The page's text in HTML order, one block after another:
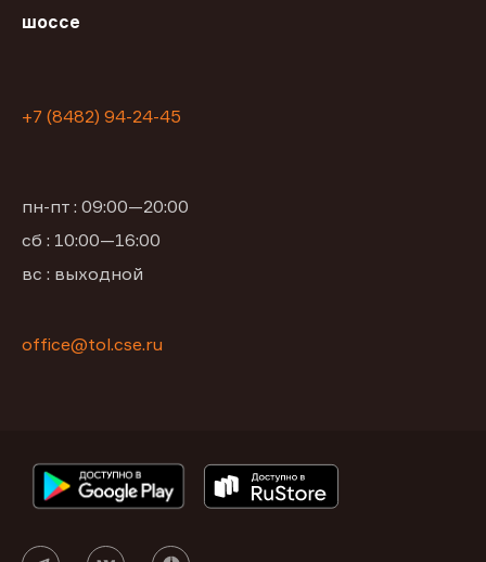
шоссе
+7 (8482) 94-24-45
пн-пт : 09:00—20:00
сб : 10:00—16:00
вс : выходной
office@tol.cse.ru